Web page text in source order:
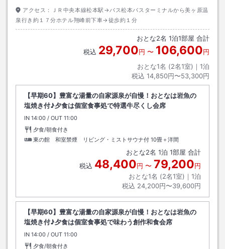
アクセス：
ＪＲ中央本線松本駅→バス松本バスターミナルから美ヶ原温
泉行き約１７分ホテル翔峰前下車→徒歩約１分
おとな2名 1泊1部屋 合計
税込 29,700円 〜 106,600円
おとな1名 (2名1室)｜ 1泊
税込 14,850円〜53,300円
【早期60】豊富な湯量の自家源泉が自慢！おとなは岩魚の
塩焼き付♪夕食は個室食事処で特選牛尽くし会席
IN チェックイン
14:00 / OUT チェックアウト
11:00
夕食/朝食付き
東の館 和室禁煙 リビング・ミストサウナ付 10畳＋洋間
おとな2名 1泊 1部屋 合計
税込 48,400円 〜 79,200円
おとな1名 (2名1室)｜ 1泊
税込 24,200円〜39,600円
【早期60】豊富な湯量の自家源泉が自慢！おとなは岩魚の
塩焼き付♪夕食は個室食事処で味わう創作和食会席
IN チェックイン
14:00 / OUT チェックアウト
11:00
夕食/朝食付き